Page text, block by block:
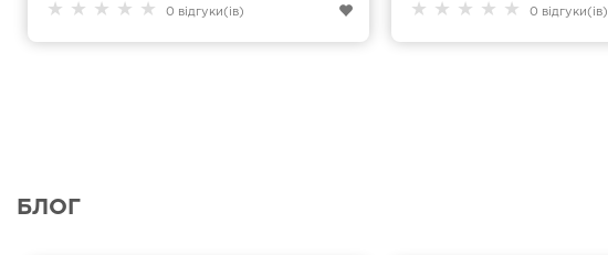
★ ★ ★ ★ ★ 0 відгуки(ів) ★ ★ ★ ★ ★ 0 відгуки(ів)
БЛОГ